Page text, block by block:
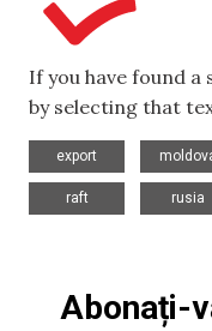
If you have found
by selecting that
export
raft
rusia
Abonați-